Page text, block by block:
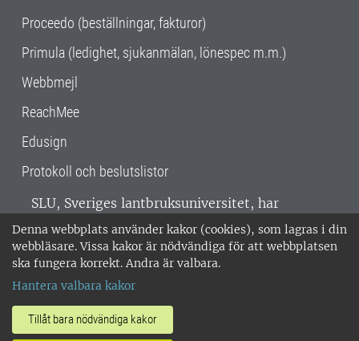
Denna webbplats använder kakor (cookies), som lagras i din
webbläsare. Vissa kakor är nödvändiga för att webbplatsen
ska fungera korrekt. Andra är valbara.
Hantera valbara kakor
Tillåt bara nödvändiga kakor
Proceedo (beställningar, fakturor)
Primula (ledighet, sjukanmälan, lönespec m.m.)
Webbmejl
ReachMee
Edusign
Protokoll och beslutslistor
SLU, Sveriges lantbruksuniversitet, har
verksamhet över hela Sverige. Huvudorter är
Alnarp, Uppsala och Umeå.SLU är
miljöcertifierat enligt ISO 14001. •
018-67 10 00 • Org nr: 202100-2817 •
Om SLU:s webbplatser
•Hantera kakor•Behandling av